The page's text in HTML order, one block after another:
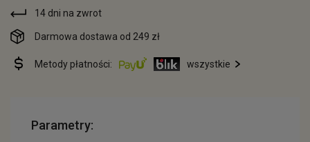
14 dni na zwrot
Darmowa dostawa od 249 zł
Metody płatności: wszystkie
Parametry: